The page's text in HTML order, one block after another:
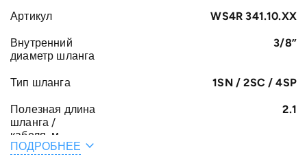
Артикул WS4R 341.10.XX
Внутренний
диаметр шланга
3/8”
Тип шланга 1SN / 2SC / 4SP
Полезная длина
шланга /
кабеля, м
2.1
ПОДРОБНЕЕ